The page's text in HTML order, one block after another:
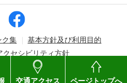
交通アクセス ページトップへ
ク集
基本方針及び利用目的
クセシビリティ方針
Central Hospital. All rights reserved.